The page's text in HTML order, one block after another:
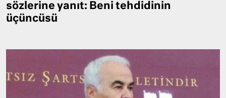
sözlerine yanıt: Beni tehdidinin
üçüncüsü